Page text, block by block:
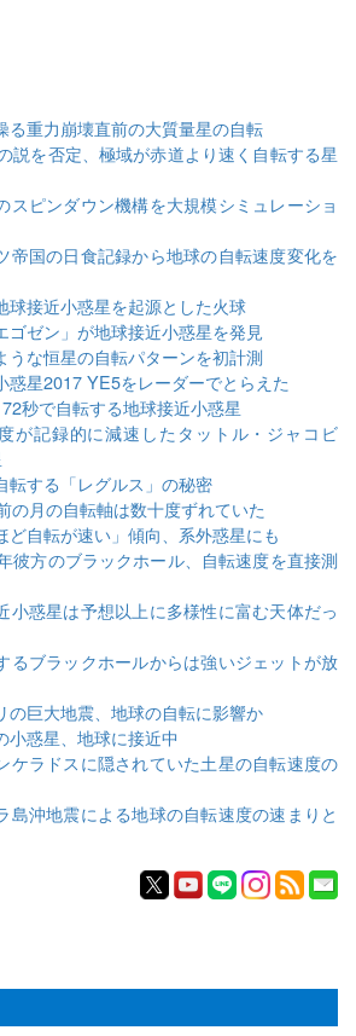
る重力崩壊直前の大質量星の自転
説を否定、極域が赤道より速く自転する星
スピンダウン機構を大規模シミュレーショ
帝国の日食記録から地球の自転速度変化を
球接近小惑星を起源とした火球
ゴゼン」が地球接近小惑星を発見
うな恒星の自転パターンを初計測
惑星2017 YE5をレーダーでとらえた
秒で自転する地球接近小惑星
が記録的に減速したタットル・ジャコビ
転する「レグルス」の秘密
の月の自転軸は数十度ずれていた
ど自転が速い」傾向、系外惑星にも
彼方のブラックホール、自転速度を直接測
小惑星は予想以上に多様性に富む天体だっ
るブラックホールからは強いジェットが放
の巨大地震、地球の自転に影響か
小惑星、地球に接近中
ケラドスに隠されていた土星の自転速度の
島沖地震による地球の自転速度の速まりと